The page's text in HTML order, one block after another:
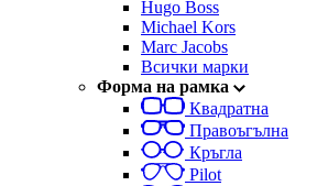
Hugo Boss
Michael Kors
Marc Jacobs
Всички марки
Форма на рамка
Квадратна
Правоъгълна
Кръгла
Pilot